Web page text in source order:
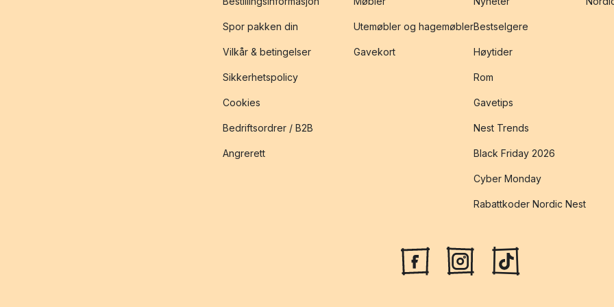
Spor pakken din
Vilkår & betingelser
Sikkerhetspolicy
Cookies
Bedriftsordrer / B2B
Angrerett
Utemøbler og hagemøbler
Gavekort
Bestselgere
Høytider
Rom
Gavetips
Nest Trends
Black Friday 2026
Cyber Monday
Rabattkoder Nordic Nest